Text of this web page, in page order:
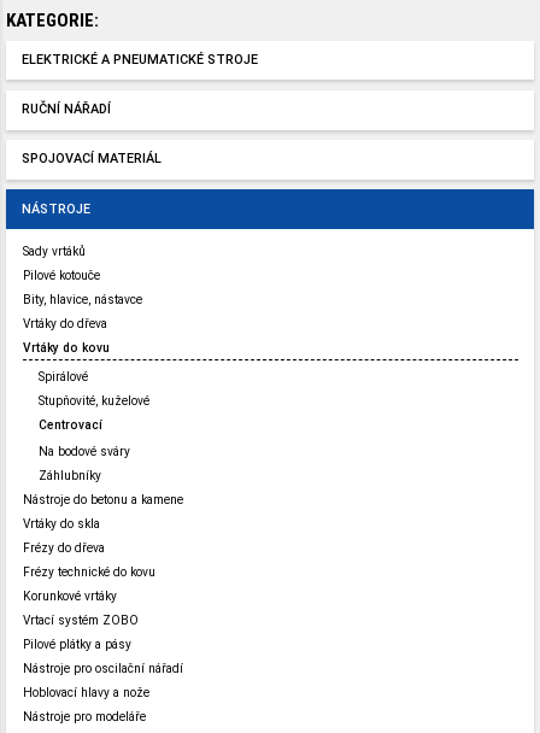
KATEGORIE:
ELEKTRICKÉ A PNEUMATICKÉ STROJE
RUČNÍ NÁŘADÍ
SPOJOVACÍ MATERIÁL
NÁSTROJE
Sady vrtáků
Pilové kotouče
Bity, hlavice, nástavce
Vrtáky do dřeva
Vrtáky do kovu
Spirálové
Stupňovité, kuželové
Centrovací
Na bodové sváry
Záhlubníky
Nástroje do betonu a kamene
Vrtáky do skla
Frézy do dřeva
Frézy technické do kovu
Korunkové vrtáky
Vrtací systém ZOBO
Pilové plátky a pásy
Nástroje pro oscilační nářadí
Hoblovací hlavy a nože
Nástroje pro modeláře